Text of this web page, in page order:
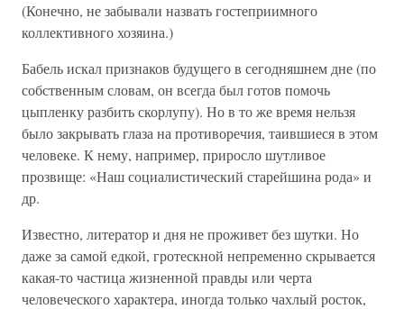
(Конечно, не забывали назвать гостеприимного
коллективного хозяина.)
Бабель искал признаков будущего в сегодняшнем дне (по
собственным словам, он всегда был готов помочь
цыпленку разбить скорлупу). Но в то же время нельзя
было закрывать глаза на противоречия, таившиеся в этом
человеке. К нему, например, приросло шутливое
прозвище: «Наш социалистический старейшина рода» и
др.
Известно, литератор и дня не проживет без шутки. Но
даже за самой едкой, гротескной непременно скрывается
какая-то частица жизненной правды или черта
человеческого характера, иногда только чахлый росток,